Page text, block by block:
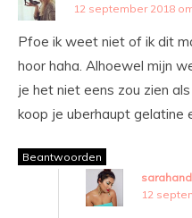
12 september 2018
Pfoe ik weet niet of ik dit
hoor haha. Alhoewel mijn
je het niet eens zou zien
koop je uberhaupt gelatine
Beantwoorden
12